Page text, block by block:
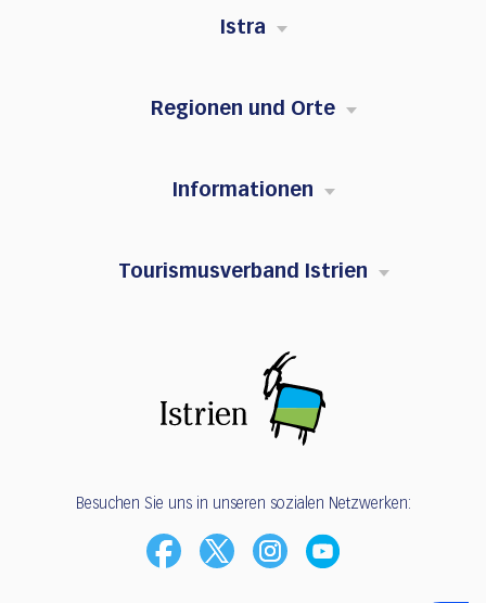
Istra
Regionen und Orte
Informationen
Tourismusverband Istrien
Besuchen Sie uns in unseren sozialen Netzwerken: